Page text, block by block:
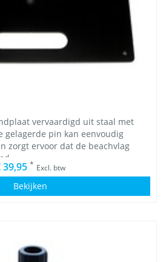
vervaardigd uit staal met
gelagerde pin kan eenvoudig
zorgt ervoor dat de beachvlag
39,95 * Excl. btw
Bekijken